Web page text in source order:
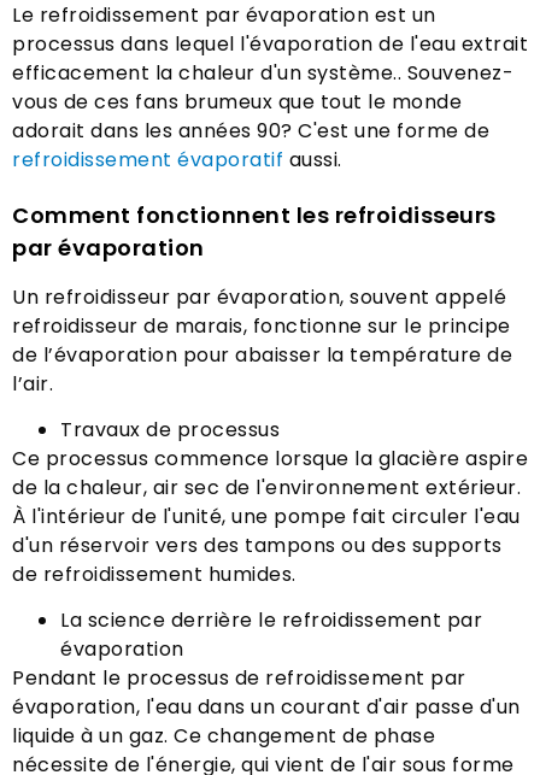
Le refroidissement par évaporation est un
processus dans lequel l'évaporation de l'eau extrait
efficacement la chaleur d'un système.. Souvenez-
vous de ces fans brumeux que tout le monde
adorait dans les années 90? C'est une forme de
refroidissement évaporatif aussi.
Comment fonctionnent les refroidisseurs
par évaporation
Un refroidisseur par évaporation, souvent appelé
refroidisseur de marais, fonctionne sur le principe
de l’évaporation pour abaisser la température de
l’air.
Travaux de processus
Ce processus commence lorsque la glacière aspire
de la chaleur, air sec de l'environnement extérieur.
À l'intérieur de l'unité, une pompe fait circuler l'eau
d'un réservoir vers des tampons ou des supports
de refroidissement humides.
La science derrière le refroidissement par
évaporation
Pendant le processus de refroidissement par
évaporation, l'eau dans un courant d'air passe d'un
liquide à un gaz. Ce changement de phase
nécessite de l'énergie, qui vient de l'air sous forme